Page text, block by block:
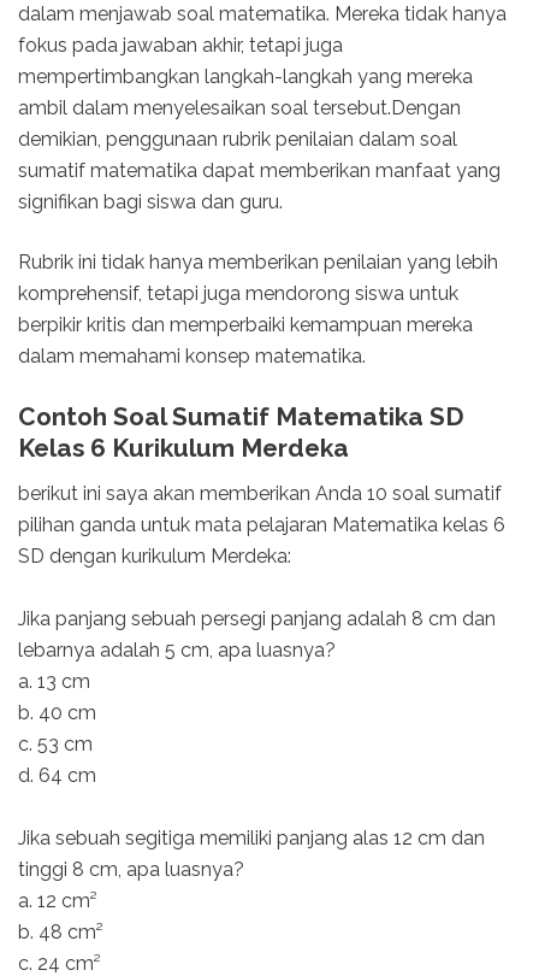
dalam menjawab soal matematika. Mereka tidak hanya
fokus pada jawaban akhir, tetapi juga
mempertimbangkan langkah-langkah yang mereka
ambil dalam menyelesaikan soal tersebut.Dengan
demikian, penggunaan rubrik penilaian dalam soal
sumatif matematika dapat memberikan manfaat yang
signifikan bagi siswa dan guru.
Rubrik ini tidak hanya memberikan penilaian yang lebih
komprehensif, tetapi juga mendorong siswa untuk
berpikir kritis dan memperbaiki kemampuan mereka
dalam memahami konsep matematika.
Contoh Soal Sumatif Matematika SD
Kelas 6 Kurikulum Merdeka
berikut ini saya akan memberikan Anda 10 soal sumatif
pilihan ganda untuk mata pelajaran Matematika kelas 6
SD dengan kurikulum Merdeka:
Jika panjang sebuah persegi panjang adalah 8 cm dan
lebarnya adalah 5 cm, apa luasnya?
a. 13 cm
b. 40 cm
c. 53 cm
d. 64 cm
Jika sebuah segitiga memiliki panjang alas 12 cm dan
tinggi 8 cm, apa luasnya?
a. 12 cm²
b. 48 cm²
c. 24 cm²